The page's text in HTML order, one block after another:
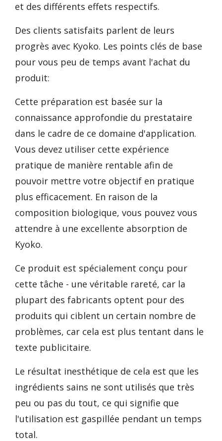
et des différents effets respectifs.
Des clients satisfaits parlent de leurs
progrès avec Kyoko. Les points clés de base
pour vous peu de temps avant l'achat du
produit:
Cette préparation est basée sur la
connaissance approfondie du prestataire
dans le cadre de ce domaine d'application.
Vous devez utiliser cette expérience
pratique de manière rentable afin de
pouvoir mettre votre objectif en pratique
plus efficacement. En raison de la
composition biologique, vous pouvez vous
attendre à une excellente absorption de
Kyoko.
Ce produit est spécialement conçu pour
cette tâche - une véritable rareté, car la
plupart des fabricants optent pour des
produits qui ciblent un certain nombre de
problèmes, car cela est plus tentant dans le
texte publicitaire.
Le résultat inesthétique de cela est que les
ingrédients sains ne sont utilisés que très
peu ou pas du tout, ce qui signifie que
l'utilisation est gaspillée pendant un temps
total.